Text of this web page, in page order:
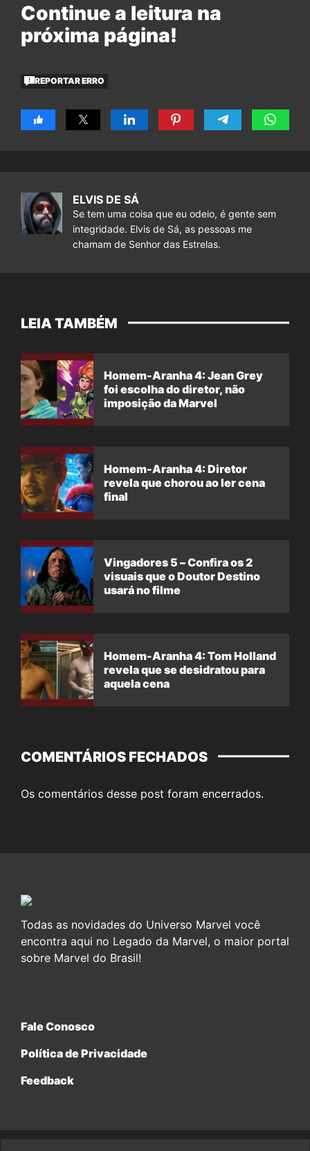
Continue a leitura na
próxima página!
REPORTAR ERRO
ELVIS DE SÁ
Se tem uma coisa que eu odeio, é gente sem
integridade. Elvis de Sá, as pessoas me
chamam de Senhor das Estrelas.
LEIA TAMBÉM
Homem-Aranha 4: Jean Grey
foi escolha do diretor, não
imposição da Marvel
Homem-Aranha 4: Diretor
revela que chorou ao ler cena
final
Vingadores 5 – Confira os 2
visuais que o Doutor Destino
usará no filme
Homem-Aranha 4: Tom Holland
revela que se desidratou para
aquela cena
COMENTÁRIOS FECHADOS
Os comentários desse post foram encerrados.
Todas as novidades do Universo Marvel você
encontra aqui no Legado da Marvel, o maior portal
sobre Marvel do Brasil!
Fale Conosco
Política de Privacidade
Feedback